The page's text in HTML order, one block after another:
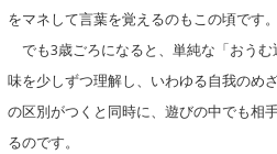
をマネして言葉を覚えるのもこの頃です。
でも3歳ごろになると、単純な「おう
味を少しずつ理解し、いわゆる自我のめ
の区別がつくと同時に、遊びの中でも相
るのです。